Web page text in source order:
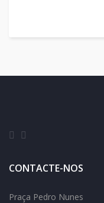
CONTACTE-NOS
Praça Pedro Nunes